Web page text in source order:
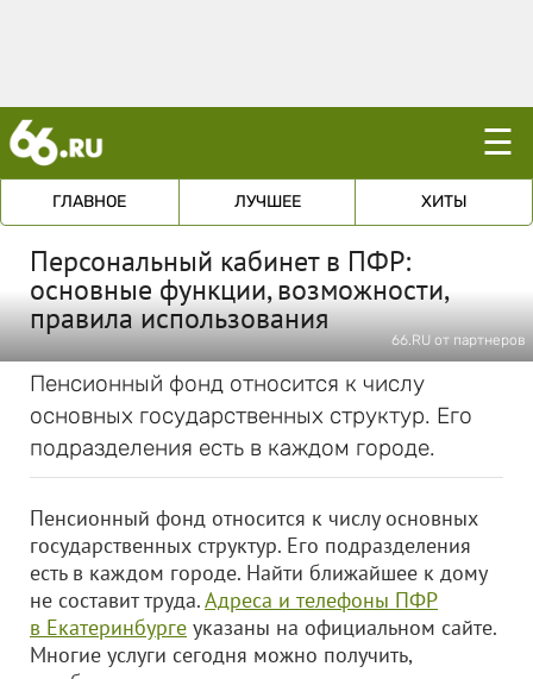
☰
ГЛАВНОЕ ЛУЧШЕЕ ХИТЫ
Персональный кабинет в ПФР:
основные функции, возможности,
правила использования
66.RU от партнеров
Пенсионный фонд относится к числу
основных государственных структур. Его
подразделения есть в каждом городе.
Пенсионный фонд относится к числу основных
государственных структур. Его подразделения
есть в каждом городе. Найти ближайшее к дому
не составит труда.Адреса и телефоны ПФР
в Екатеринбурге указаны на официальном сайте.
Многие услуги сегодня можно получить,